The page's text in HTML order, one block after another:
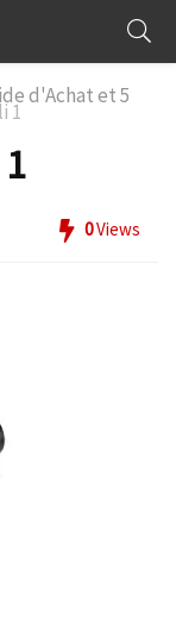
d'Achat et 5
1
0Views